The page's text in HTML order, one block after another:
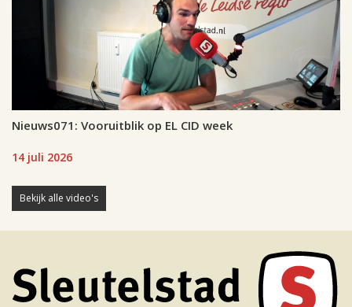
Nieuws071: Vooruitblik op EL CID week
14 juli 2026
Bekijk alle video's